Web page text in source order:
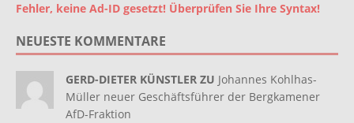
Fehler, keine Ad-ID gesetzt! Überprüfen Sie Ihre Syntax!
NEUESTE KOMMENTARE
GERD-DIETER KÜNSTLER ZU Johannes Kohlhas-
Müller neuer Geschäftsführer der Bergkamener
AfD-Fraktion